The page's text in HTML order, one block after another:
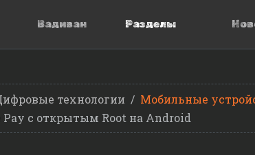
Вадиван Разделы
технологии
Мобильные
Pay с открытым Root на Android